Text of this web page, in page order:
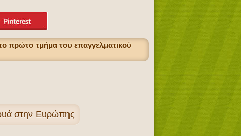
πρώτο τμήμα του επαγγελματικού
στην Ευρώπης